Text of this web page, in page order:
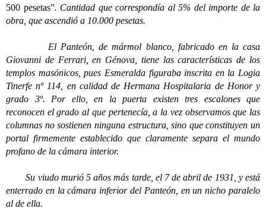
500 pesetas”. Cantidad que correspondía al 5% del importe de la
obra, que ascendió a 10.000 pesetas.
El Panteón, de mármol blanco, fabricado en la casa
Giovanni de Ferrari, en Génova, tiene las características de los
templos masónicos, pues Esmeralda figuraba inscrita en la Logia
Tinerfe nº 114, en calidad de Hermana Hospitalaria de Honor y
grado 3º. Por ello, en la puerta existen tres escalones que
reconocen el grado al que pertenecía, a la vez observamos que las
columnas no sostienen ninguna estructura, sino que constituyen un
portal firmemente establecido que claramente separa el mundo
profano de la cámara interior.
Su viudo murió 5 años más tarde, el 7 de abril de 1931, y está
enterrado en la cámara inferior del Panteón, en un nicho paralelo
al de ella.